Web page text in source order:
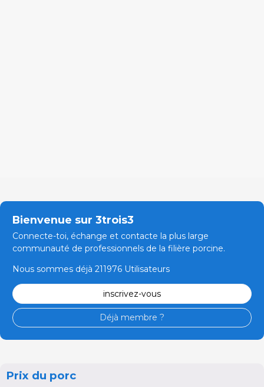
Bienvenue sur 3trois3
Connecte-toi, échange et contacte la plus large
communauté de professionnels de la filière porcine.
Nous sommes déjà 211976 Utilisateurs
inscrivez-vous
Déjà membre ?
Prix du porc